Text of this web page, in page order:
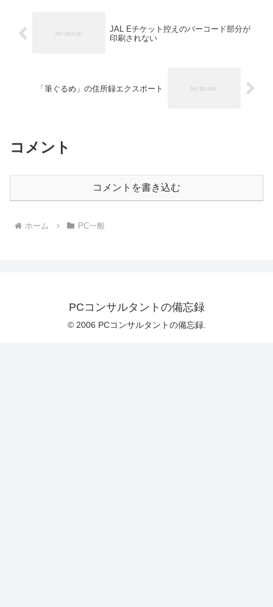
JAL Eチケット控えのバーコード部分が
印刷されない
「筆ぐるめ」の住所録エクスポート
コメント
コメントを書き込む
ホーム PC一般
PCコンサルタントの備忘録
© 2006 PCコンサルタントの備忘録.